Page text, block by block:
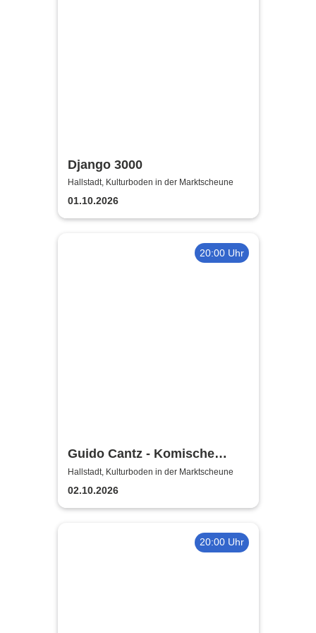
Django 3000
Hallstadt, Kulturboden in der Marktscheune
01.10.2026
20:00 Uhr
Guido Cantz - Komische
Zeiten | Das neue Programm
Hallstadt, Kulturboden in der Marktscheune
02.10.2026
20:00 Uhr